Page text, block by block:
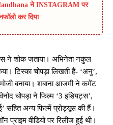
ने INSTAGRAM पर
कर दिया
ने शोक जताया। अभिनेता नकुल
टिस्का चोपड़ा लिखती हैं- ‘अनु’,
बनाया। शबाना आजमी ने कमेंट
चोपड़ा ने फिल्म ‘3 इडियट्स’,
सहित अन्य फिल्में प्रोड्यूस की हैं।
प्राइम वीडियो पर रिलीज हुई थी।